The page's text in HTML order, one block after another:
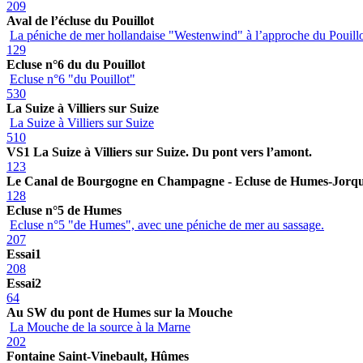
209
Aval de l’écluse du Pouillot
La péniche de mer hollandaise "Westenwind" à l’approche du
129
Ecluse n°6 du du Pouillot
Ecluse n°6 "du Pouillot"
530
La Suize à Villiers sur Suize
La Suize à Villiers sur Suize
510
VS1 La Suize à Villiers sur Suize. Du pont vers l’amont.
123
Le Canal de Bourgogne en Champagne - Ecluse de Humes-
128
Ecluse n°5 de Humes
Ecluse n°5 "de Humes", avec une péniche de mer au sassage.
207
Essai1
208
Essai2
64
Au SW du pont de Humes sur la Mouche
La Mouche de la source à la Marne
202
Fontaine Saint-Vinebault, Hûmes